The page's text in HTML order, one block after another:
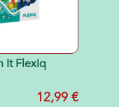
It Flexiq
12,99 €